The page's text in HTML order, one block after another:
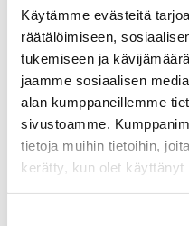
Käytämme evästeitä
räätälöimiseen,
tukemiseen ja
jaamme sosiaalisen
alan kumppaneillemme
sivustoamme.
tietoja muihin tietoihin,
kerätty, kun olet käyttänyt